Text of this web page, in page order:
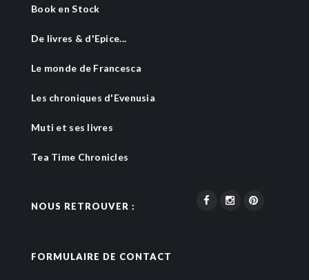
Book en Stock
De livres & d'Epice...
Le monde de Francesca
Les chroniques d'Evenusia
Muti et ses livres
Tea Time Chronicles
NOUS RETROUVER :
FORMULAIRE DE CONTACT